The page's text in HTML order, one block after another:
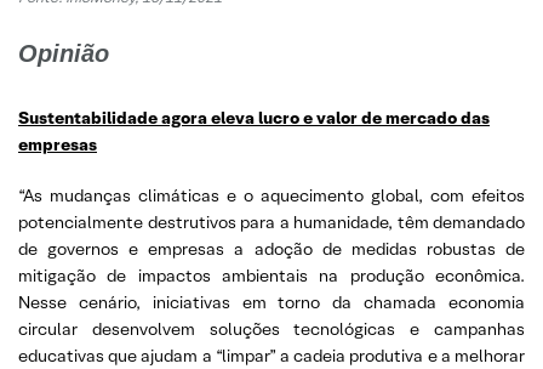
Opinião
Sustentabilidade agora eleva lucro e valor de mercado das
empresas
“As mudanças climáticas e o aquecimento global, com efeitos
potencialmente destrutivos para a humanidade, têm demandado
de governos e empresas a adoção de medidas robustas de
mitigação de impactos ambientais na produção econômica.
Nesse cenário, iniciativas em torno da chamada economia
circular desenvolvem soluções tecnológicas e campanhas
educativas que ajudam a “limpar” a cadeia produtiva e a melhorar